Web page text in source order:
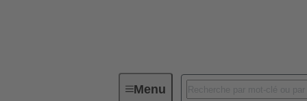
MenuSérie